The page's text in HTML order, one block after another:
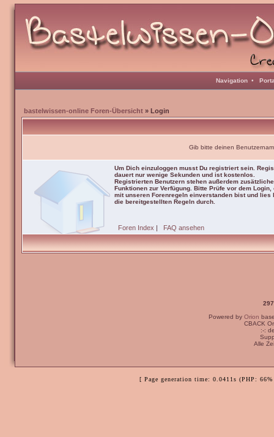
Navigation •
bastelwissen-online Foren-Übersicht » Login
Gib bitte deinen
Um Dich einzuloggen musst Du registriert sein.
dauert nur wenige Sekunden und ist kostenlos.
Registrierten Benutzern stehen außerdem zusätzliche
Funktionen zur Verfügung. Bitte Prüfe vor dem Login,
mit unseren Forenregeln einverstanden bist und lies
die bereitgestellten Regeln durch.
Foren Index | FAQ ansehen
Powered by Orion
CBACK
:-:
Alle
[ Page generation time: 0.0411s (PHP: